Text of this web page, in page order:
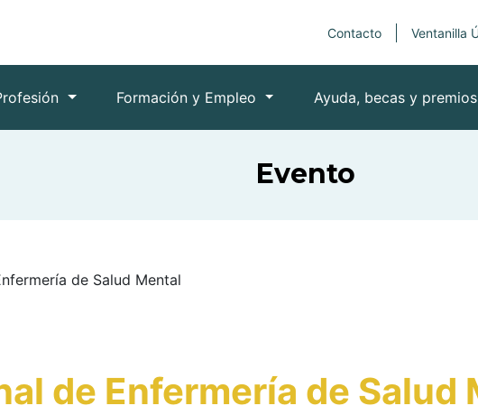
Contacto Ventanilla
Formación y Empleo Ayuda, becas y premios
Evento
de Salud Mental
de Enfermería de Salud